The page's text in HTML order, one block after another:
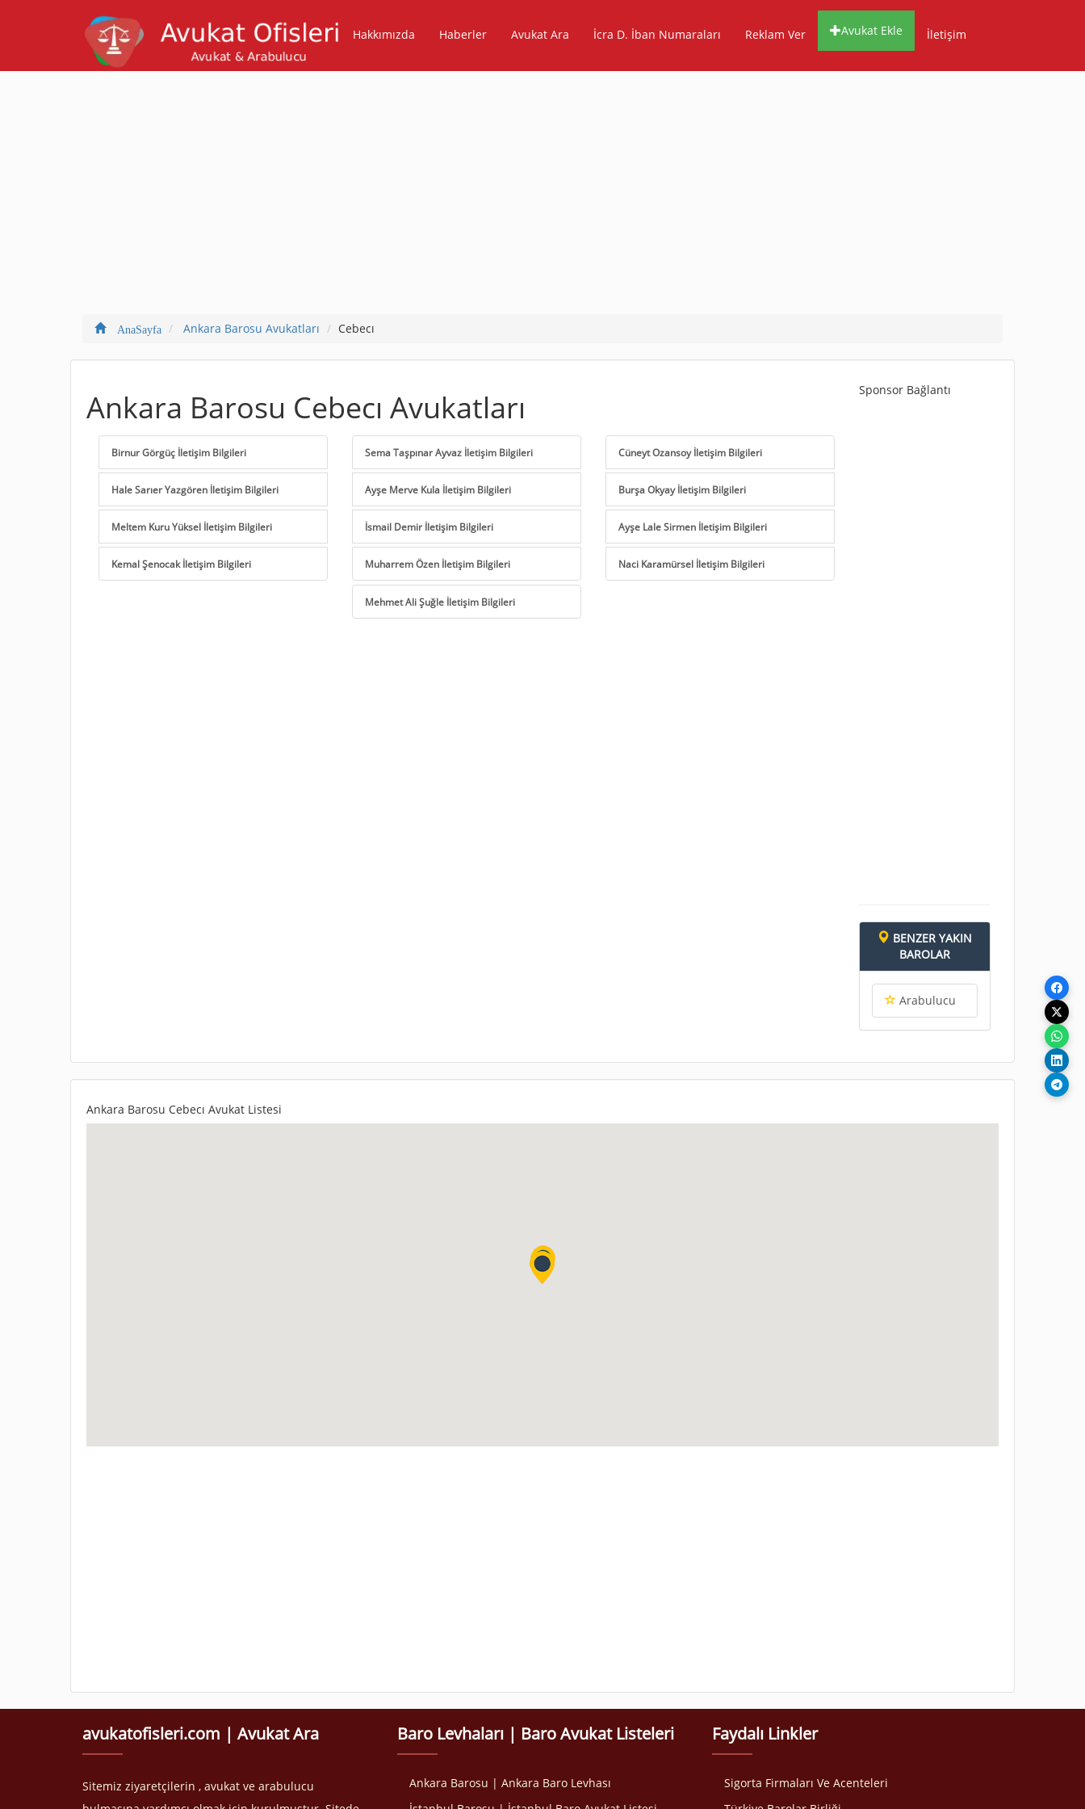
Hakkımızda Haberler Avukat Ara İcra D. İban Numaraları Reklam Ver Avukat Ekle İletişim
AnaSayfa Ankara Barosu Avukatları Cebecı
Ankara Barosu Cebecı Avukatları
Birnur Görgüç İletişim Bilgileri
Hale Sarıer Yazgören İletişim Bilgileri
Meltem Kuru Yüksel İletişim Bilgileri
Kemal Şenocak İletişim Bilgileri
Sema Taşpınar Ayvaz İletişim Bilgileri
Ayşe Merve Kula İletişim Bilgileri
İsmail Demir İletişim Bilgileri
Muharrem Özen İletişim Bilgileri
Cüneyt Ozansoy İletişim Bilgileri
Burşa Okyay İletişim Bilgileri
Ayşe Lale Sirmen İletişim Bilgileri
Naci Karamürsel İletişim Bilgileri
Mehmet Ali Şuğle İletişim Bilgileri
Sponsor Bağlantı
BENZER YAKIN
BAROLAR
Arabulucu
Ankara Barosu Cebecı Avukat Listesi
avukatofisleri.com | Avukat Ara
Sitemiz ziyaretçilerin , avukat ve arabulucu
Baro Levhaları | Baro Avukat Listeleri
Ankara Barosu | Ankara Baro Levhası
Faydalı Linkler
Sigorta Firmaları Ve Acenteleri